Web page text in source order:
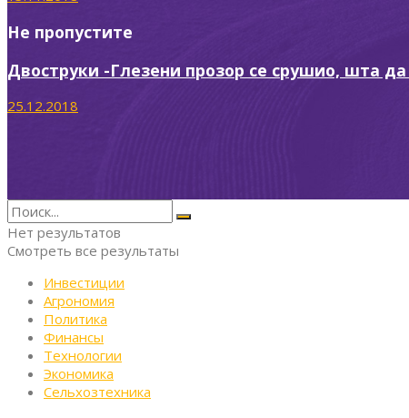
Не пропустите
Двоструки -Глезени прозор се срушио, шта
25.12.2018
Нет результатов
Смотреть все результаты
Инвестиции
Агрономия
Политика
Финансы
Технологии
Экономика
Сельхозтехника